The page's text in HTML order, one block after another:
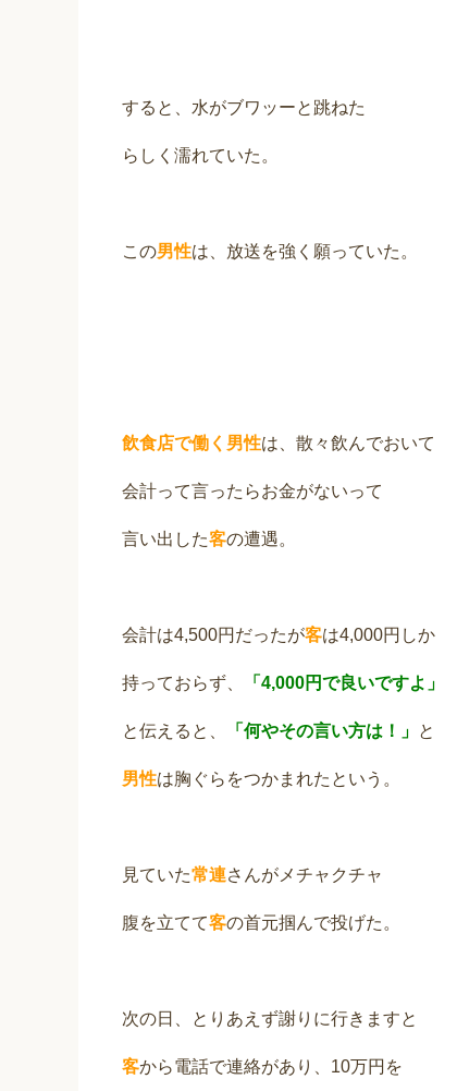
すると、水がブワッーと跳ねた
らしく濡れていた。
この男性は、放送を強く願っていた。
飲食店で働く男性は、散々飲んでおいて
会計って言ったらお金がないって
言い出した客の遭遇。
会計は4,500円だったが客は4,000円しか
持っておらず、 「4,000円で良いですよ」
と伝えると、 「何やその言い方は！」 と
男性は胸ぐらをつかまれたという。
見ていた常連さんがメチャクチャ
腹を立てて客の首元掴んで投げた。
次の日、とりあえず謝りに行きますと
客から電話で連絡があり、10万円を